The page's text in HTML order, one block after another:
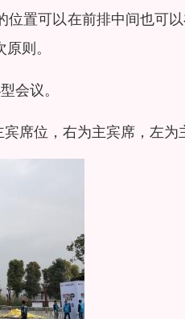
置可以在前排中间也可
则。
会议。
席位，右为主宾席，左为